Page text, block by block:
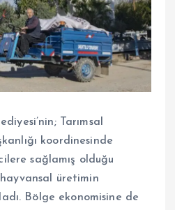
Tarımsal
koordinesinde
sağlamış olduğu
üretimin
Bölge ekonomisine de